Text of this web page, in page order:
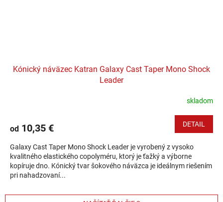
Kónický náväzec Katran Galaxy Cast Taper Mono Shock
Leader
skladom
od 10,35 € DETAIL
Galaxy Cast Taper Mono Shock Leader je vyrobený z vysoko
kvalitného elastického copolyméru, ktorý je ťažký a výborne
kopíruje dno. Kónický tvar šokového náväzca je ideálnym riešením
pri nahadzovaní...